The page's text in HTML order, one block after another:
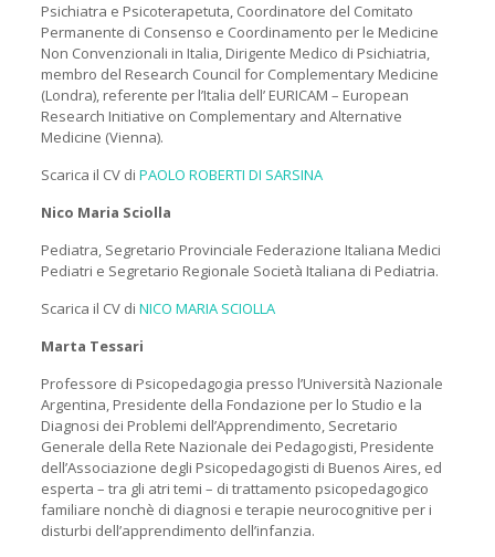
Psichiatra e Psicoterapetuta, Coordinatore del Comitato
Permanente di Consenso e Coordinamento per le Medicine
Non Convenzionali in Italia, Dirigente Medico di Psichiatria,
membro del Research Council for Complementary Medicine
(Londra), referente per l’Italia dell’ EURICAM – European
Research Initiative on Complementary and Alternative
Medicine (Vienna).
Scarica il CV di PAOLO ROBERTI DI SARSINA
Nico Maria Sciolla
Pediatra, Segretario Provinciale Federazione Italiana Medici
Pediatri e Segretario Regionale Società Italiana di Pediatria.
Scarica il CV di NICO MARIA SCIOLLA
Marta Tessari
Professore di Psicopedagogia presso l’Università Nazionale
Argentina, Presidente della Fondazione per lo Studio e la
Diagnosi dei Problemi dell’Apprendimento, Secretario
Generale della Rete Nazionale dei Pedagogisti, Presidente
dell’Associazione degli Psicopedagogisti di Buenos Aires, ed
esperta – tra gli atri temi – di trattamento psicopedagogico
familiare nonchè di diagnosi e terapie neurocognitive per i
disturbi dell’apprendimento dell’infanzia.